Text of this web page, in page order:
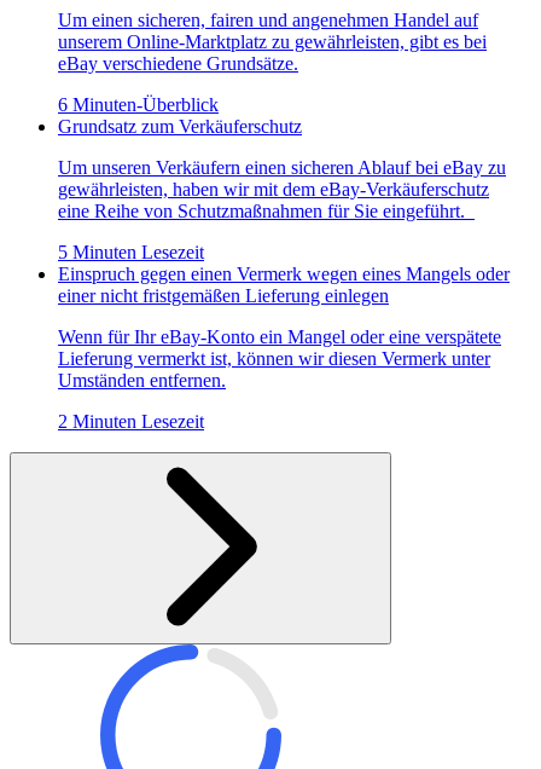
Um einen sicheren, fairen und angenehmen Handel auf
unserem Online-Marktplatz zu gewährleisten, gibt es bei
eBay verschiedene Grundsätze.
6 Minuten-Überblick
Grundsatz zum Verkäuferschutz
Um unseren Verkäufern einen sicheren Ablauf bei eBay zu
gewährleisten, haben wir mit dem eBay-Verkäuferschutz
eine Reihe von Schutzmaßnahmen für Sie eingeführt.
5 Minuten Lesezeit
Einspruch gegen einen Vermerk wegen eines Mangels oder
einer nicht fristgemäßen Lieferung einlegen
Wenn für Ihr eBay-Konto ein Mangel oder eine verspätete
Lieferung vermerkt ist, können wir diesen Vermerk unter
Umständen entfernen.
2 Minuten Lesezeit